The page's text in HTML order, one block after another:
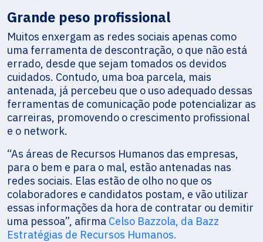
Grande peso profissional
Muitos enxergam as redes sociais apenas como
uma ferramenta de descontração, o que não está
errado, desde que sejam tomados os devidos
cuidados. Contudo, uma boa parcela, mais
antenada, já percebeu que o uso adequado dessas
ferramentas de comunicação pode potencializar as
carreiras, promovendo o crescimento profissional
e o network.
“As áreas de Recursos Humanos das empresas,
para o bem e para o mal, estão antenadas nas
redes sociais. Elas estão de olho no que os
colaboradores e candidatos postam, e vão utilizar
essas informações da hora de contratar ou demitir
uma pessoa”, afirma Celso Bazzola, da Bazz
Estratégias de Recursos Humanos.